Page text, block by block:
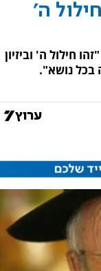
ה'
חילול ה' וביזיון
בכל נושא".